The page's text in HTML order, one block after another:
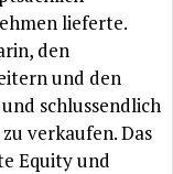
lieferte.
den
und den
schlussendlich
verkaufen. Das
Equity und